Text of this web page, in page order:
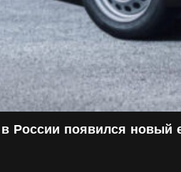
России появился